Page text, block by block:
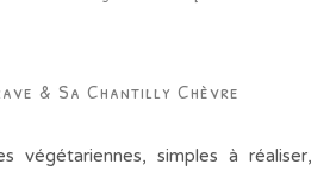
& Sa Chantilly Chèvre
végétariennes, simples à réaliser,